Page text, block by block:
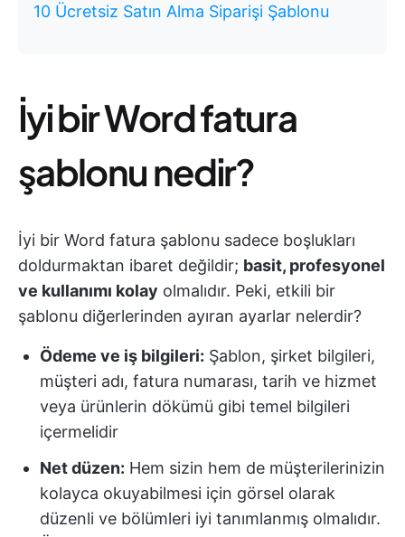
10 Ücretsiz Satın Alma Siparişi Şablonu
İyi bir Word fatura
şablonu nedir?
İyi bir Word fatura şablonu sadece boşlukları
doldurmaktan ibaret değildir; basit, profesyonel
ve kullanımı kolay olmalıdır. Peki, etkili bir
şablonu diğerlerinden ayıran ayarlar nelerdir?
Ödeme ve iş bilgileri: Şablon, şirket bilgileri,
müşteri adı, fatura numarası, tarih ve hizmet
veya ürünlerin dökümü gibi temel bilgileri
içermelidir
Net düzen: Hem sizin hem de müşterilerinizin
kolayca okuyabilmesi için görsel olarak
düzenli ve bölümleri iyi tanımlanmış olmalıdır.